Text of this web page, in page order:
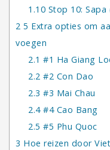
1.10 Stop 10: Sapa
2 5 Extra opties om
voegen
2.1 #1 Ha Giang
2.2 #2 Con Dao
2.3 #3 Mai Chau
2.4#4 Cao Bang
2.5 #5 Phu Quoc
3 Hoe reizen door